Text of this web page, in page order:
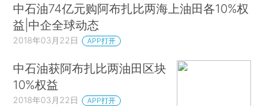
中石油74亿元购阿布扎比两海上油田各10%权
益|中企全球动态
2018年03月22日 APP打开
中石油获阿布扎比两油田区块
10%权益
2018年03月22日 APP打开